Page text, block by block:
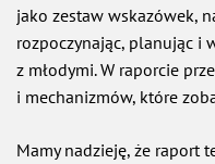
jako zestaw wskazówek,
rozpoczynając, planując i
z młodymi. W raporcie
i mechanizmów, które
Mamy nadzieję, że raport